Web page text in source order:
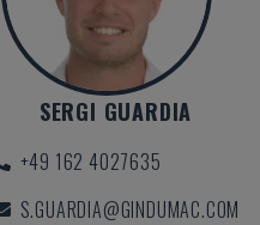
SERGI GUARDIA
+49 162 4027635
S.GUARDIA@GINDUMAC.COM